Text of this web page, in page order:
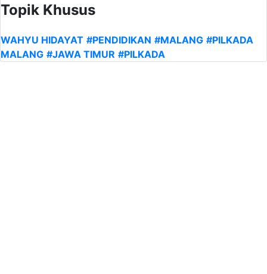
Topik Khusus
WAHYU HIDAYAT #PENDIDIKAN #MALANG #PILKADA
MALANG #JAWA TIMUR #PILKADA